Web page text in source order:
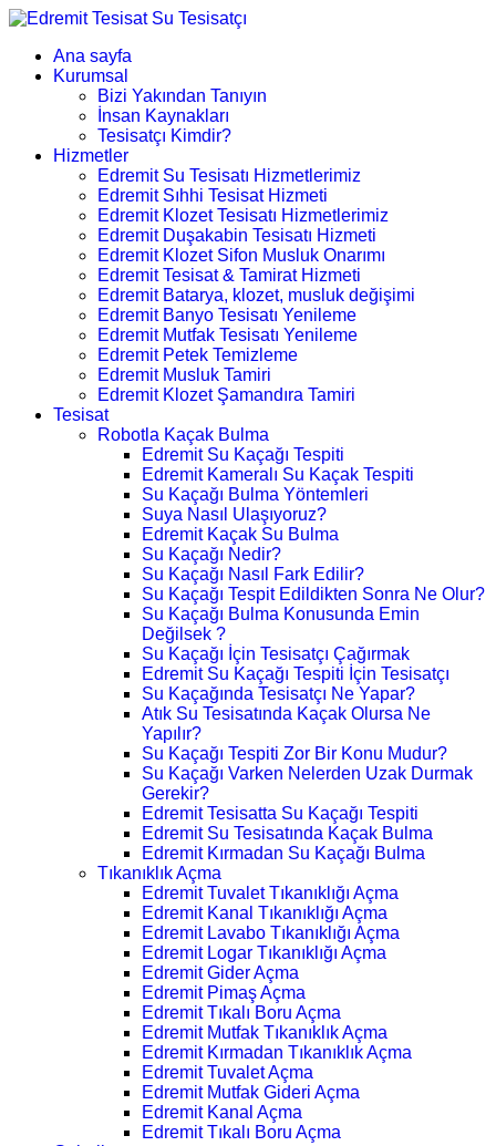
Ana sayfa
Kurumsal
Bizi Yakından Tanıyın
İnsan Kaynakları
Tesisatçı Kimdir?
Hizmetler
Edremit Su Tesisatı Hizmetlerimiz
Edremit Sıhhi Tesisat Hizmeti
Edremit Klozet Tesisatı Hizmetlerimiz
Edremit Duşakabin Tesisatı Hizmeti
Edremit Klozet Sifon Musluk Onarımı
Edremit Tesisat & Tamirat Hizmeti
Edremit Batarya, klozet, musluk değişimi
Edremit Banyo Tesisatı Yenileme
Edremit Mutfak Tesisatı Yenileme
Edremit Petek Temizleme
Edremit Musluk Tamiri
Edremit Klozet Şamandıra Tamiri
Tesisat
Robotla Kaçak Bulma
Edremit Su Kaçağı Tespiti
Edremit Kameralı Su Kaçak Tespiti
Su Kaçağı Bulma Yöntemleri
Suya Nasıl Ulaşıyoruz?
Edremit Kaçak Su Bulma
Su Kaçağı Nedir?
Su Kaçağı Nasıl Fark Edilir?
Su Kaçağı Tespit Edildikten Sonra Ne Olur?
Su Kaçağı Bulma Konusunda Emin
Değilsek ?
Su Kaçağı İçin Tesisatçı Çağırmak
Edremit Su Kaçağı Tespiti İçin Tesisatçı
Su Kaçağında Tesisatçı Ne Yapar?
Atık Su Tesisatında Kaçak Olursa Ne
Yapılır?
Su Kaçağı Tespiti Zor Bir Konu Mudur?
Su Kaçağı Varken Nelerden Uzak Durmak
Gerekir?
Edremit Tesisatta Su Kaçağı Tespiti
Edremit Su Tesisatında Kaçak Bulma
Edremit Kırmadan Su Kaçağı Bulma
Tıkanıklık Açma
Edremit Tuvalet Tıkanıklığı Açma
Edremit Kanal Tıkanıklığı Açma
Edremit Lavabo Tıkanıklığı Açma
Edremit Logar Tıkanıklığı Açma
Edremit Gider Açma
Edremit Pimaş Açma
Edremit Tıkalı Boru Açma
Edremit Mutfak Tıkanıklık Açma
Edremit Kırmadan Tıkanıklık Açma
Edremit Tuvalet Açma
Edremit Mutfak Gideri Açma
Edremit Kanal Açma
Edremit Tıkalı Boru Açma